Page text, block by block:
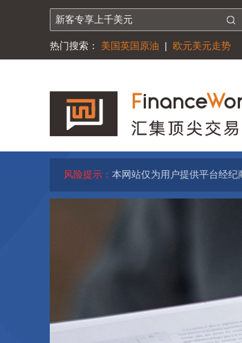
热门搜索： 美国英国原油 | 欧元美元走势
风险提示： 本网站仅为用户提供平台经纪